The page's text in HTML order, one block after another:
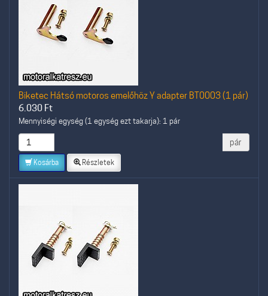
Biketec Hátsó motoros emelőhöz Y adapter BT0003 (1 pár)
6.030 Ft
Mennyiségi egység (1 egység ezt takarja): 1 pár
pár
Kosárba Részletek